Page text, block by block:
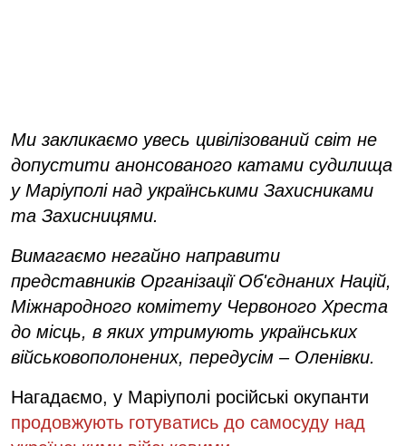
Ми закликаємо увесь цивілізований світ не
допустити анонсованого катами судилища
у Маріуполі над українськими Захисниками
та Захисницями.
Вимагаємо негайно направити
представників Організації Об'єднаних Націй,
Міжнародного комітету Червоного Хреста
до місць, в яких утримують українських
військовополонених, передусім – Оленівки.
Нагадаємо, у Маріуполі російські окупанти
продовжують готуватись до самосуду над